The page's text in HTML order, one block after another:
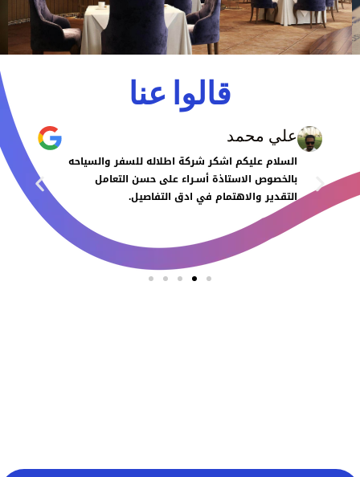
قالوا عنا
علي محمد
السلام عليكم اشكر شركة اطلاله للسفر والسياحه
بالخصوص الاستاذة أسـراء على حسن التعامل
التقدير والاهتمام في ادق التفاصيل.